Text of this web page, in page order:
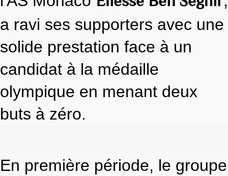
a ravi ses supporters avec une
solide prestation face à un
candidat à la médaille
olympique en menant deux
buts à zéro.
En première période, le groupe